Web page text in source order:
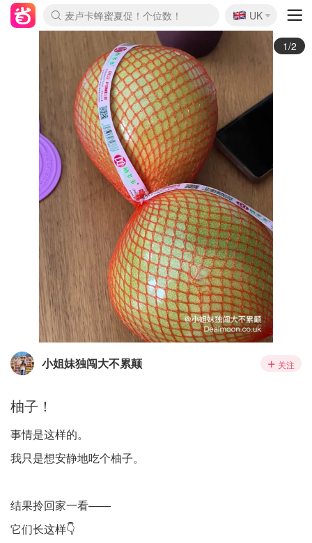
麦卢卡蜂蜜夏促！个位数！
Prada/Miu 4.8折！
啥？必胜客披萨5折！
🇬🇧
UK
2/2
小姐妹独闯大不累颠 关注
柚子！
事情是这样的。
我只是想安静地吃个柚子。
结果拎回家一看——
它们长这样👇